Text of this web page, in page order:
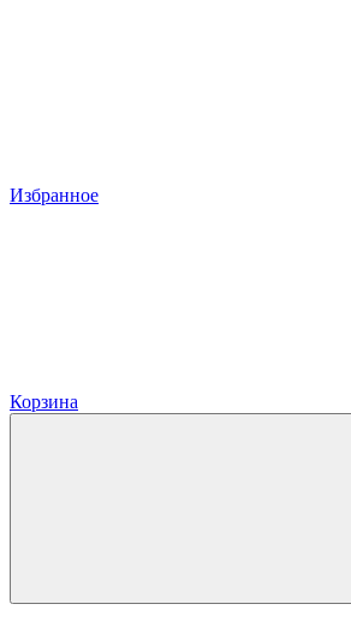
Избранное
Корзина